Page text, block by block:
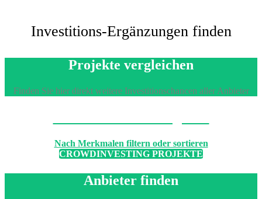
Investitions-Ergänzungen finden
Projekte vergleichen
Finden Sie hier direkt weitere Investitionschancen aller Anbieter
Nach Merkmalen filtern oder sortieren
CROWDINVESTING PROJEKTE
Anbieter finden